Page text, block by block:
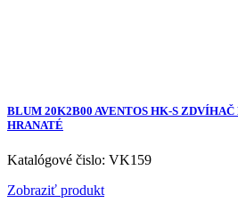
BLUM 20K2B00 AVENTOS HK-S
HRANATÉ
Katalógové čislo: VK159
Zobraziť produkt